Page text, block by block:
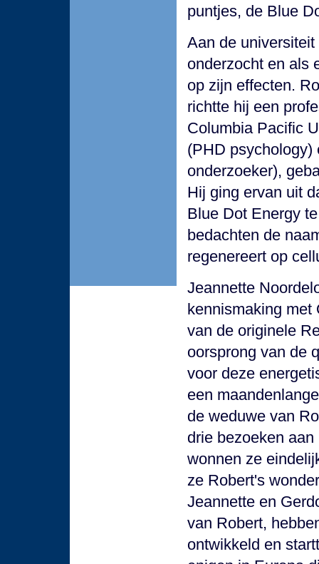
puntjes, de Blue
Aan de
onderzocht en als
op zijn effecten.
richtte hij een
Columbia Pacific
(PHD psychology)
onderzoeker),
Hij ging ervan uit
Blue Dot Energy
bedachten de
regenereert op
Jeannette
kennismaking met
van de originele
oorsprong van de
voor deze
een
de weduwe van
drie bezoeken
wonnen ze
ze Robert's
Jeannette en
van Robert,
ontwikkeld en